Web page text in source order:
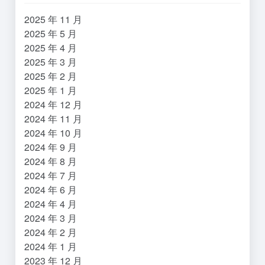
2025 年 11 月
2025 年 5 月
2025 年 4 月
2025 年 3 月
2025 年 2 月
2025 年 1 月
2024 年 12 月
2024 年 11 月
2024 年 10 月
2024 年 9 月
2024 年 8 月
2024 年 7 月
2024 年 6 月
2024 年 4 月
2024 年 3 月
2024 年 2 月
2024 年 1 月
2023 年 12 月